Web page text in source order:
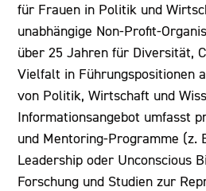
für Frauen in Politik und
unabhängige Non-Profit-
über 25 Jahren für Diversität,
Vielfalt in Führungspositionen
von Politik, Wirtschaft und
Informationsangebot umfasst
und Mentoring-Programme (z.
Leadership oder Unconscious
Forschung und Studien zur